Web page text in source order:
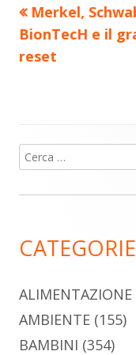
Navigazione
articoli
Precedente
articolo:
Merkel,
BionTecH e il
reset
Barra
laterale
Ricerca
per:
CATEGORIE
ALIMENTAZIONE
AMBIENTE (155)
BAMBINI (354)